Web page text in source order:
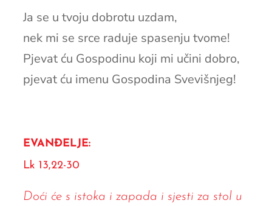
Ja se u tvoju dobrotu uzdam,
nek mi se srce raduje spasenju tvome!
Pjevat ću Gospodinu koji mi učini dobro,
pjevat ću imenu Gospodina Svevišnjeg!
EVANĐELJE:
Lk 13,22-30
Doći će s istoka i zapada i sjesti za stol u